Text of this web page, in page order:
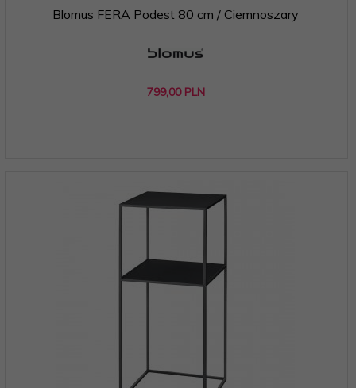
Blomus FERA Podest 80 cm / Ciemnoszary
799,00 PLN